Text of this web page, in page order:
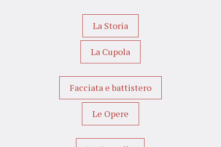
La Storia
La Cupola
Facciata e battistero
Le Opere